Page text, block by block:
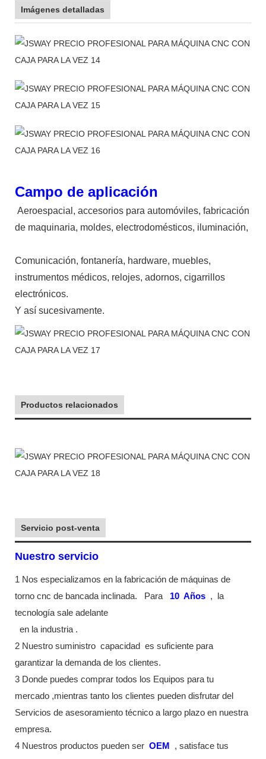
Imágenes detalladas
Campo de aplicación
Aeroespacial, accesorios para automóviles, fabricación
de maquinaria, moldes, electrodomésticos, iluminación,
Comunicación, fontanería, hardware, muebles,
instrumentos médicos, relojes, adornos, cigarrillos
electrónicos.
Y así sucesivamente.
Productos relacionados
Servicio post-venta
Nuestro servicio
1 Nos especializamos en la fabricación de máquinas de
torno cnc de bancada inclinada.
Para 10 Años ,
la
tecnología sale adelante
en la industria .
2 Nuestro suministro capacidad
es suficiente para
garantizar la demanda de los clientes.
3 Donde puedes comprar todos los Equipos para tu
mercado ,mientras tanto los clientes pueden disfrutar del
Servicios de asesoramiento técnico a largo plazo en nuestra
empresa.
4 Nuestros productos pueden ser OEM
, satisface tus